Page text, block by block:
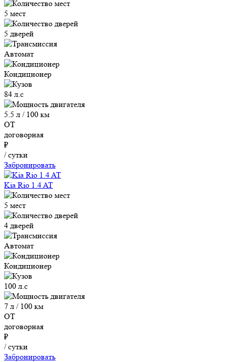
5 мест
5 дверей
Автомат
Кондиционер
84 л.с
5.5 л / 100 км
ОТ
договорная
₽
/ сутки
Забронировать
Kia Rio 1.4 AT
5 мест
4 дверей
Автомат
Кондиционер
100 л.с
7 л / 100 км
ОТ
договорная
₽
/ сутки
Забронировать